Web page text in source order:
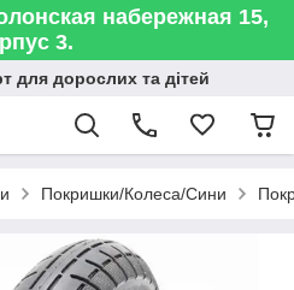
набережная 15,
3.
для дорослих та дітей
Покришки/Колеса/Сини